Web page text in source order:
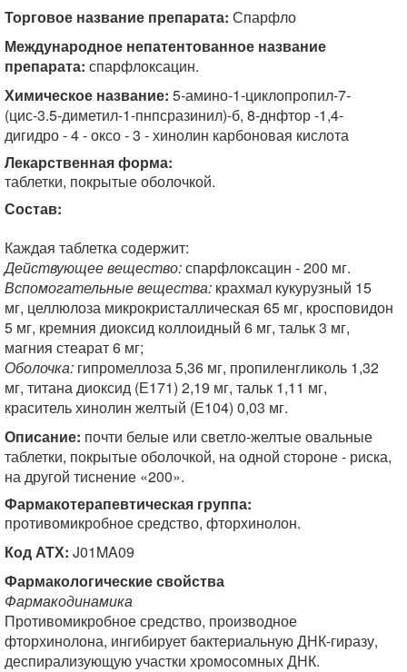
Торговое название препарата: Спарфло
Международное непатентованное название
препарата: спарфлоксацин.
Химическое название: 5-амино-1-циклопропил-7-
(цис-3.5-диметил-1-пнпсразинил)-б, 8-днфтор -1,4-
дигидро - 4 - оксо - 3 - хинолин карбоновая кислота
Лекарственная форма:
таблетки, покрытые оболочкой.
Состав:
Каждая таблетка содержит:
Действующее вещество:спарфлоксацин - 200 мг.
Вспомогательные вещества: крахмал кукурузный 15
мг, целлюлоза микрокристаллическая 65 мг, кросповидон
5 мг, кремния диоксид коллоидный 6 мг, тальк 3 мг,
магния стеарат 6 мг;
Оболочка: гипромеллоза 5,36 мг, пропиленгликоль 1,32
мг, титана диоксид (Е171) 2,19 мг, тальк 1,11 мг,
краситель хинолин желтый (Е104) 0,03 мг.
Описание: почти белые или светло-желтые овальные
таблетки, покрытые оболочкой, на одной стороне - риска,
на другой тиснение «200».
Фармакотерапевтическая группа:
противомикробное средство, фторхинолон.
Код АТХ: J01MA09
Фармакологические свойства
Фармакодинамика
Противомикробное средство, производное
фторхинолона, ингибирует бактериальную ДНК-гиразу,
деспирализующую участки хромосомных ДНК.